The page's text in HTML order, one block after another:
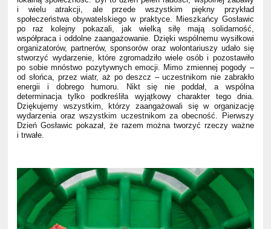
i wielu atrakcji, ale przede wszystkim piękny przykład
społeczeństwa obywatelskiego w praktyce. Mieszkańcy Gosławic
po raz kolejny pokazali, jak wielką siłę mają solidarność,
współpraca i oddolne zaangażowanie. Dzięki wspólnemu wysiłkowi
organizatorów, partnerów, sponsorów oraz wolontariuszy udało się
stworzyć wydarzenie, które zgromadziło wiele osób i pozostawiło
po sobie mnóstwo pozytywnych emocji. Mimo zmiennej pogody –
od słońca, przez wiatr, aż po deszcz – uczestnikom nie zabrakło
energii i dobrego humoru. Nikt się nie poddał, a wspólna
determinacja tylko podkreśliła wyjątkowy charakter tego dnia.
Dziękujemy wszystkim, którzy zaangażowali się w organizację
wydarzenia oraz wszystkim uczestnikom za obecność. Pierwszy
Dzień Gosławic pokazał, że razem można tworzyć rzeczy ważne
i trwałe.